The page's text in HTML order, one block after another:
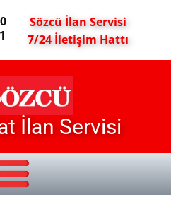
Sözcü İlan Servisi
7/24 İletişim Hattı
İlan Servisi